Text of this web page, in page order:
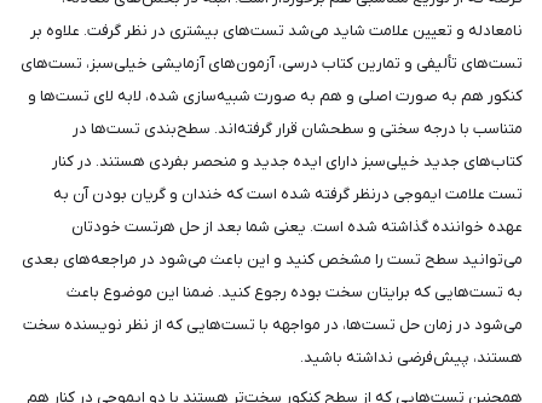
نامعادله و تعیین علامت شاید می‌شد تست‌های بیشتری در نظر گرفت. علاوه بر
تست‌های تألیفی و تمارین کتاب درسی، آزمون‌های آزمایشی خیلی‌سبز، تست‌های
کنکور هم به صورت اصلی و هم به صورت شبیه‌سازی شده، لابه لای تست‌ها و
متناسب با درجه سختی و سطحشان قرار گرفته‌اند. سطح‌بندی تست‌ها در
کتاب‌های جدید خیلی‌سبز دارای ایده جدید و منحصر بفردی هستند. در کنار
تست علامت ایموجی درنظر گرفته شده است که خندان و گریان بودن آن به
عهده خواننده گذاشته شده است. یعنی شما بعد از حل هرتست خودتان
می‌توانید سطح تست را مشخص کنید و این باعث می‌شود در مراجعه‌های بعدی
به تست‌هایی که برایتان سخت بوده رجوع کنید. ضمنا این موضوع باعث
می‌شود در زمان حل تست‌ها، در مواجهه با تست‌هایی که از نظر نویسنده سخت
هستند، پیش‌فرضی نداشته باشید.
همچنین تست‌هایی که از سطح کنکور سخت‌تر هستند با دو ایموجی در کنار هم